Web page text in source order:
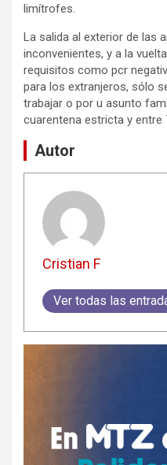
limítrofes.
La salida al exterior de las
inconvenientes, y a la
requisitos como pcr
para los extranjeros, sólo
trabajar o por u asunto
cuarentena estricta y entre
Autor
Cristian F
Ver todas las